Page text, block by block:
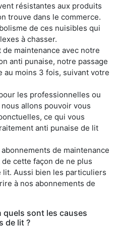
résistantes aux produits
trouve dans le commerce.
de ces nuisibles qui
à chasser.
maintenance avec notre
anti punaise, notre passage
au moins 3 fois, suivant votre
les professionnelles ou
allons pouvoir vous
ce qui vous
anti punaise de lit
de maintenance
cette façon de ne plus
lit. Aussi bien les particuliers
à nos abonnements de
sont les causes
de lit ?